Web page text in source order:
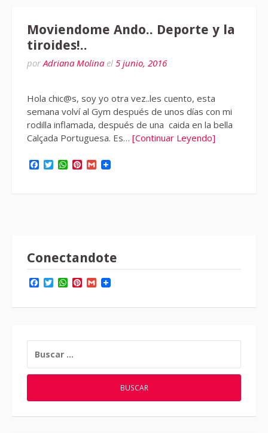
Moviendome Ando.. Deporte y la
tiroides!..
por Adriana Molina el 5 junio, 2016
Hola chic@s, soy yo otra vez..les cuento, esta
semana volví al Gym después de unos días con mi
rodilla inflamada, después de una caida en la bella
Calçada Portuguesa. Es… [Continuar Leyendo]
Facebook
TwitterWhatsApp
Pinterest
Gmail
Conectandote
Facebook
TwitterWhatsApp
Pinterest
Gmail